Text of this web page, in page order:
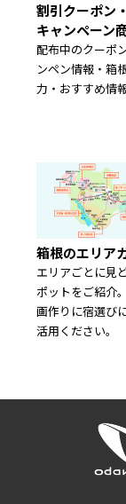
割引クーポン
キャンペーン
配布中のクーポ
ンペン情報・箱
力・おすすめ情
箱根のエリア
エリアごとに見
ポットをご紹介
画作りに宿選び
活用ください。